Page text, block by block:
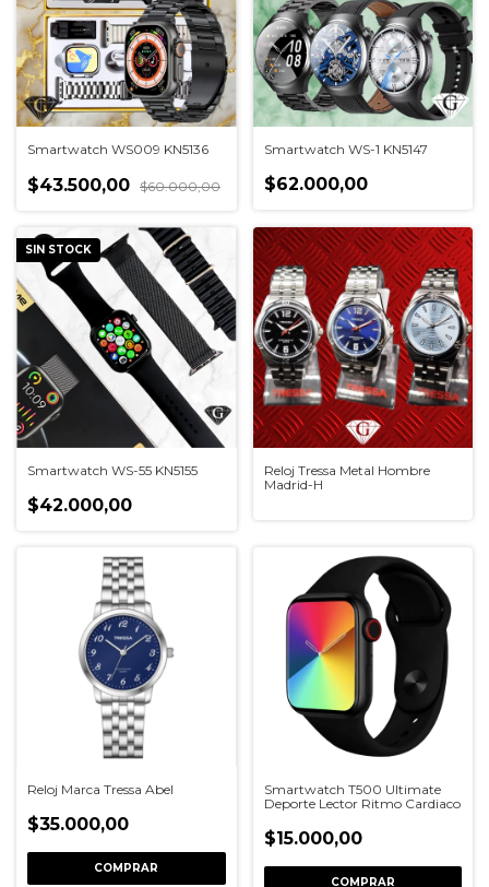
Smartwatch WS009 KN5136
$43.500,00 $60.000,00
Smartwatch WS-1 KN5147
$62.000,00
SIN STOCK
Smartwatch WS-55 KN5155
$42.000,00
Reloj Tressa Metal Hombre
Madrid-H
Reloj Marca Tressa Abel
$35.000,00
COMPRAR
Smartwatch T500 Ultimate
Deporte Lector Ritmo Cardiaco
$15.000,00
COMPRAR